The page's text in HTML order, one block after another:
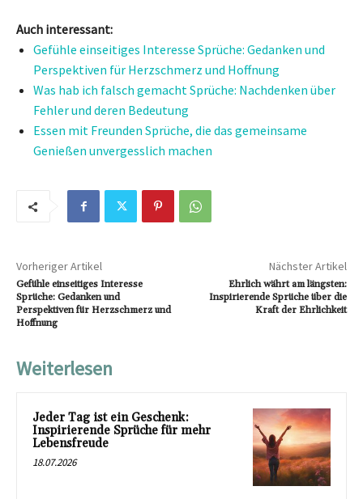
Auch interessant:
Gefühle einseitiges Interesse Sprüche: Gedanken und
Perspektiven für Herzschmerz und Hoffnung
Was hab ich falsch gemacht Sprüche: Nachdenken über
Fehler und deren Bedeutung
Essen mit Freunden Sprüche, die das gemeinsame
Genießen unvergesslich machen
Vorheriger Artikel
Gefühle einseitiges Interesse
Sprüche: Gedanken und
Perspektiven für Herzschmerz und
Hoffnung
Nächster Artikel
Ehrlich währt am längsten:
Inspirierende Sprüche über die
Kraft der Ehrlichkeit
Weiterlesen
Jeder Tag ist ein Geschenk:
Inspirierende Sprüche für mehr
Lebensfreude
18.07.2026